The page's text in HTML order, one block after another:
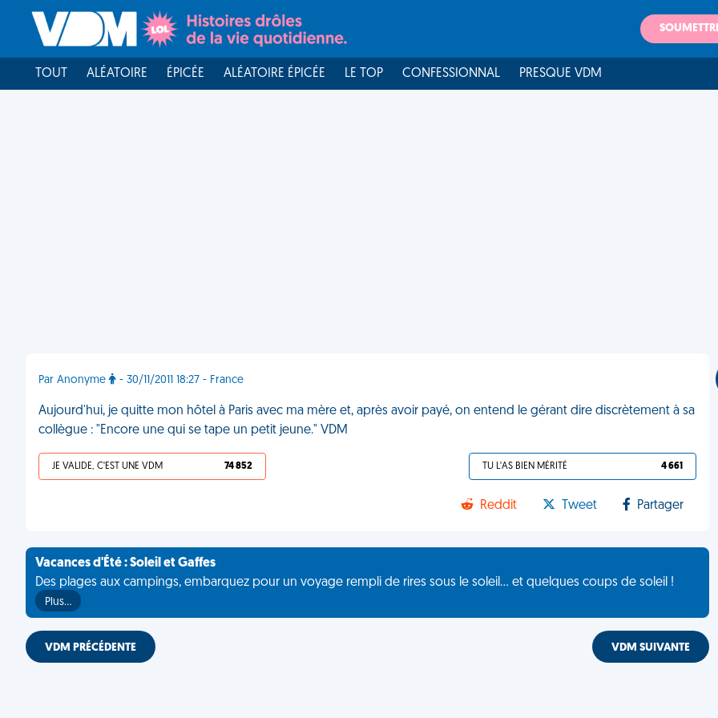
TOUT ALÉATOIRE ÉPICÉE ALÉATOIRE ÉPICÉE LE TOP CONFESSIONNAL PRESQUE VDM
Par Anonyme - 30/11/2011 18:27 - France
Aujourd'hui, je quitte mon hôtel à Paris avec ma mère et, après avoir payé, on entend le gérant dire discrètement à sa
collègue : "Encore une qui se tape un petit jeune." VDM
JE VALIDE, C'EST UNE VDM 74 852 TU L'AS BIEN MÉRITÉ 4 661
Reddit Tweet Partager
Vacances d'Été : Soleil et Gaffes
Des plages aux campings, embarquez pour un voyage rempli de rires sous le soleil... et quelques coups de soleil !
Plus…
VDM PRÉCÉDENTE VDM SUIVANTE